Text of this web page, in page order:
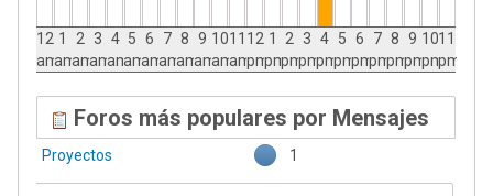
12
am
1
am
2
am
3
am
4
am
5
am
6
am
7
am
8
am
9
am
10
am
11
am
12
pm
1
pm
2
pm
3
pm
4
pm
5
pm
6
pm
7
pm
8
pm
9
pm
10
pm
11
pm
Foros más populares por Mensajes
Proyectos 1